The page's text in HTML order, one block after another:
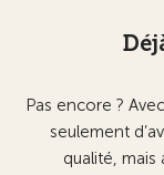
Pas encore ?
seulement
qualité, mais